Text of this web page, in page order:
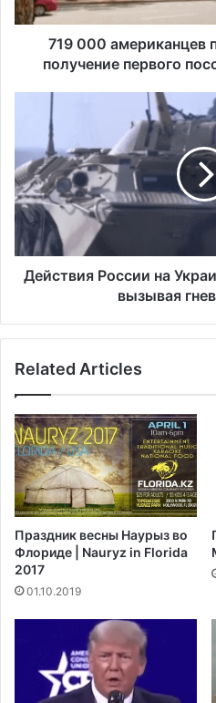
м
е
в
п
о
а
а
в
н
и
е
н
а
п
о
л
у
ч
е
719 000 американцев
получение первого
т
в
и
Р
н
к
р
а
и
н
с
н
в
а
Действия России на
вызывая
Related Articles
Праздник весны Наурыз во
Флориде | Nauryz in Florida
2017
01.10.2019